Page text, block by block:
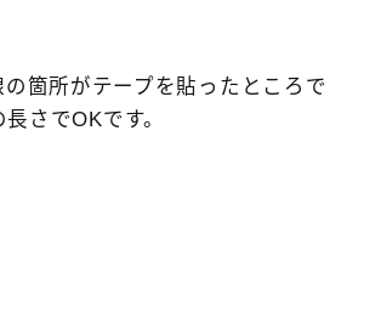
の箇所がテープを貼ったところで
長さでOKです。